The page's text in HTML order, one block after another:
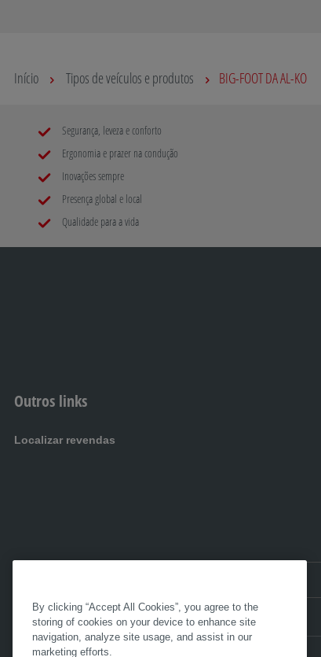
Início Tipos de veículos e produtos BIG-FOOT DA AL-KO
Segurança, leveza e conforto
Ergonomia e prazer na condução
Inovações sempre
Presença global e local
Qualidade para a vida
Outros links
Localizar revendas
By clicking “Accept All Cookies”, you agree to the
storing of cookies on your device to enhance site
navigation, analyze site usage, and assist in our
marketing efforts.